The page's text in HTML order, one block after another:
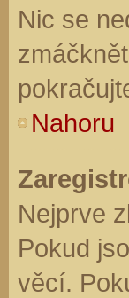
Nic se
Nahoru
Nejprve
Pokud
věcí.